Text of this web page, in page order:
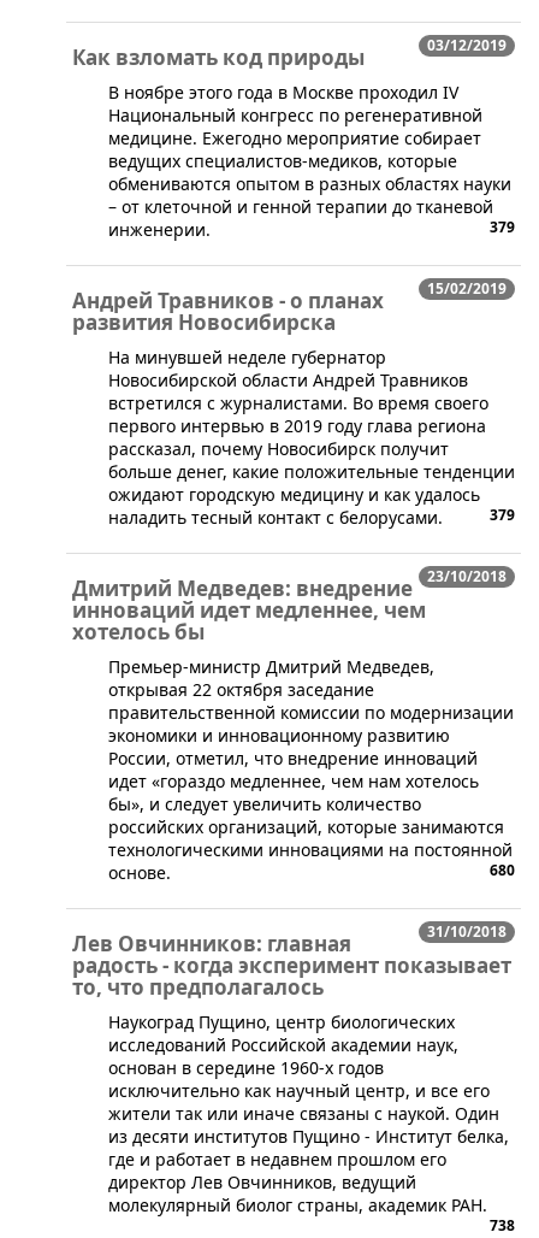
03/12/2019
Как взломать код природы
​В ноябре этого года в Москве проходил IV
Национальный конгресс по регенеративной
медицине. Ежегодно мероприятие собирает
ведущих специалистов-медиков, которые
обмениваются опытом в разных областях науки
– от клеточной и генной терапии до тканевой
инженерии.
379
15/02/2019
Андрей Травников - о планах
развития Новосибирска
​На минувшей неделе губернатор
Новосибирской области Андрей Травников
встретился с журналистами. Во время своего
первого интервью в 2019 году глава региона
рассказал, почему Новосибирск получит
больше денег, какие положительные тенденции
ожидают городскую медицину и как удалось
наладить тесный контакт с белорусами.
379
23/10/2018
Дмитрий Медведев: внедрение
инноваций идет медленнее, чем
хотелось бы
​Премьер-министр Дмитрий Медведев,
открывая 22 октября заседание
правительственной комиссии по модернизации
экономики и инновационному развитию
России, отметил, что внедрение инноваций
идет «гораздо медленнее, чем нам хотелось
бы», и следует увеличить количество
российских организаций, которые занимаются
технологическими инновациями на постоянной
основе.
680
31/10/2018
Лев Овчинников: главная
радость - когда эксперимент показывает
то, что предполагалось
​Наукоград Пущино, центр биологических
исследований Российской академии наук,
основан в середине 1960-х годов
исключительно как научный центр, и все его
жители так или иначе связаны с наукой. Один
из десяти институтов Пущино - Институт белка,
где и работает в недавнем прошлом его
директор Лев Овчинников, ведущий
молекулярный биолог страны, академик РАН.
738